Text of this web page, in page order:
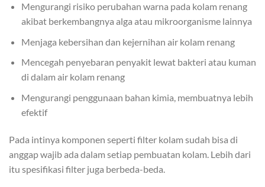
Mengurangi risiko perubahan warna pada kolam renang
akibat berkembangnya alga atau mikroorganisme lainnya
Menjaga kebersihan dan kejernihan air kolam renang
Mencegah penyebaran penyakit lewat bakteri atau kuman
di dalam air kolam renang
Mengurangi penggunaan bahan kimia, membuatnya lebih
efektif
Pada intinya komponen seperti filter kolam sudah bisa di
anggap wajib ada dalam setiap pembuatan kolam. Lebih dari
itu spesifikasi filter juga berbeda-beda.